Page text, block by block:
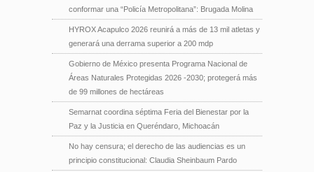
conformar una “Policía Metropolitana”: Brugada Molina
HYROX Acapulco 2026 reunirá a más de 13 mil atletas y
generará una derrama superior a 200 mdp
Gobierno de México presenta Programa Nacional de
Áreas Naturales Protegidas 2026 -2030; protegerá más
de 99 millones de hectáreas
Semarnat coordina séptima Feria del Bienestar por la
Paz y la Justicia en Queréndaro, Michoacán
No hay censura; el derecho de las audiencias es un
principio constitucional: Claudia Sheinbaum Pardo